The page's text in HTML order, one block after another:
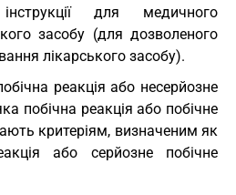
для медичного
засобу (для дозволеного
лікарського засобу).
реакція або несерйозне
побічна реакція або побічне
критеріям, визначеним як
або серйозне побічне